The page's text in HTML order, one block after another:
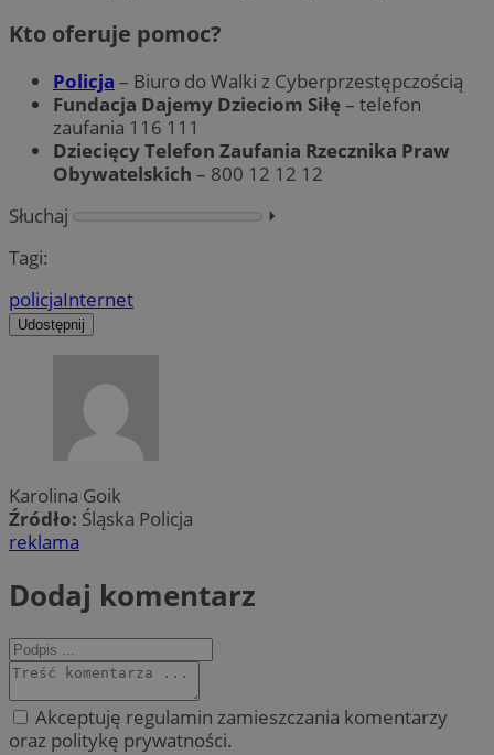
Kto oferuje pomoc?
Policja – Biuro do Walki z Cyberprzestępczością
Fundacja Dajemy Dzieciom Siłę– telefon
zaufania 116 111
Dziecięcy Telefon Zaufania Rzecznika Praw
Obywatelskich – 800 12 12 12
Słuchaj
⏵︎
Tagi:
policjaInternet
Udostępnij
Karolina Goik
Źródło: Śląska Policja
reklama
Dodaj komentarz
Akceptuję regulamin zamieszczania komentarzy
oraz politykę prywatności.